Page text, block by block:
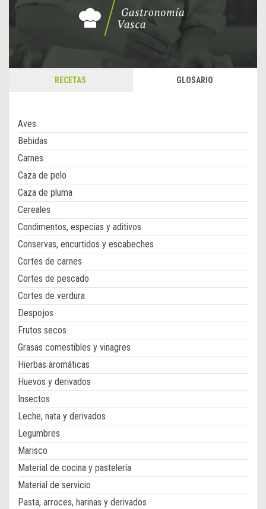
RECETAS GLOSARIO
Aves
Bebidas
Carnes
Caza de pelo
Caza de pluma
Cereales
Condimentos, especias y aditivos
Conservas, encurtidos y escabeches
Cortes de carnes
Cortes de pescado
Cortes de verdura
Despojos
Frutos secos
Grasas comestibles y vinagres
Hierbas aromáticas
Huevos y derivados
Insectos
Leche, nata y derivados
Legumbres
Marisco
Material de cocina y pastelería
Material de servicio
Pasta, arroces, harinas y derivados